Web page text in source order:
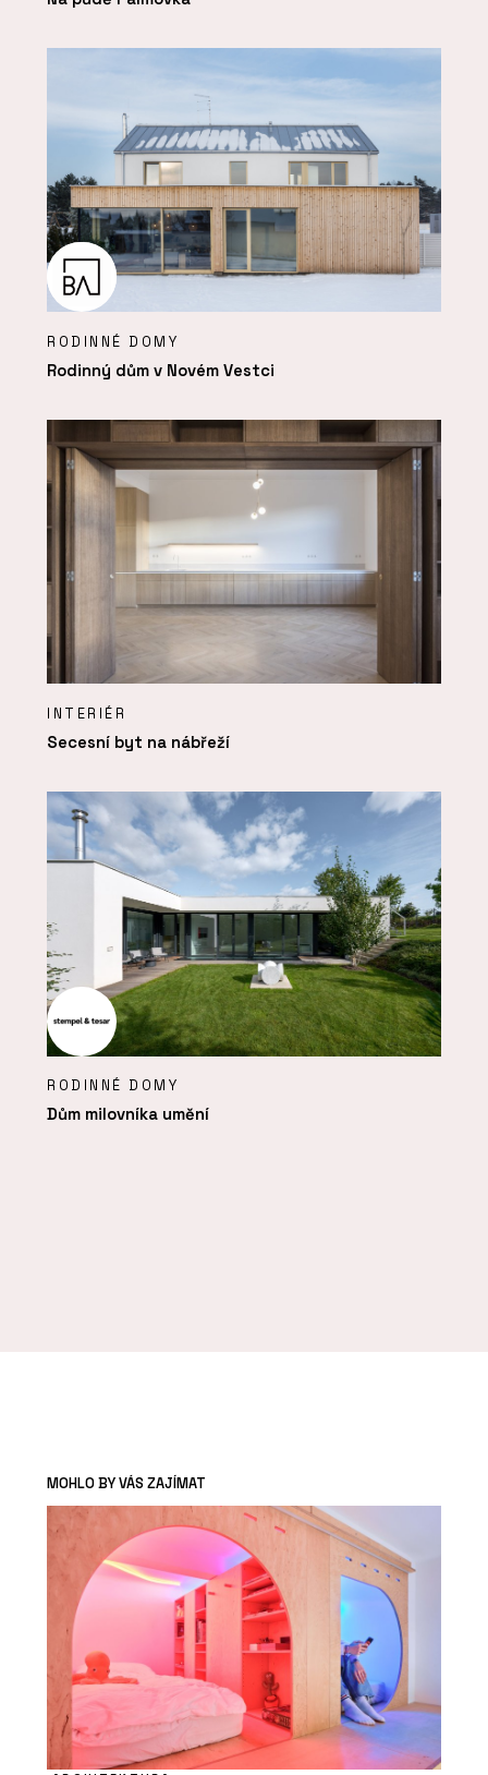
RODINNÉ DOMY
Rodinný dům v Novém Vestci
INTERIÉR
Secesní byt na nábřeží
RODINNÉ DOMY
Dům milovníka umění
MOHLO BY VÁS ZAJÍMAT